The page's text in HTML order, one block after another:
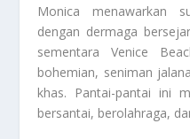
Monica menawarkan
dengan dermaga
sementara Venice
bohemian, seniman
khas. Pantai-pantai ini
bersantai, berolahraga,